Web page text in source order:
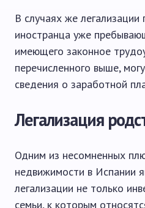
В случаях же
иностранца уже
имеющего законное
перечисленного выше,
сведения о заработной
Легализация
Одним из несомненных
недвижимости в Испании
легализации не только
семьи, к которым